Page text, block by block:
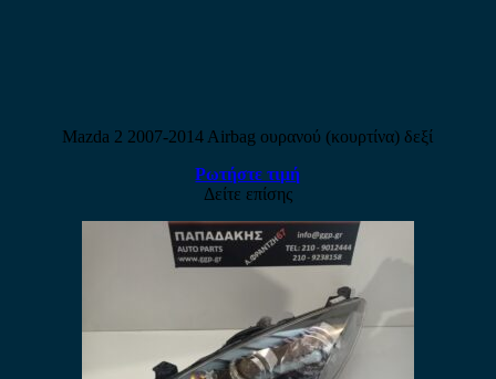
Mazda 2 2007-2014 Airbag ουρανού (κουρτίνα) δεξί
Ρωτήστε τιμή
Δείτε επίσης